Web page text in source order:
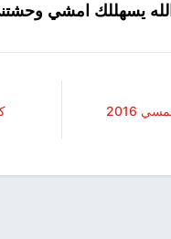
الله يسهللك امشي
كلمات اغنية راشد الماجد ضيا شمسي 2016